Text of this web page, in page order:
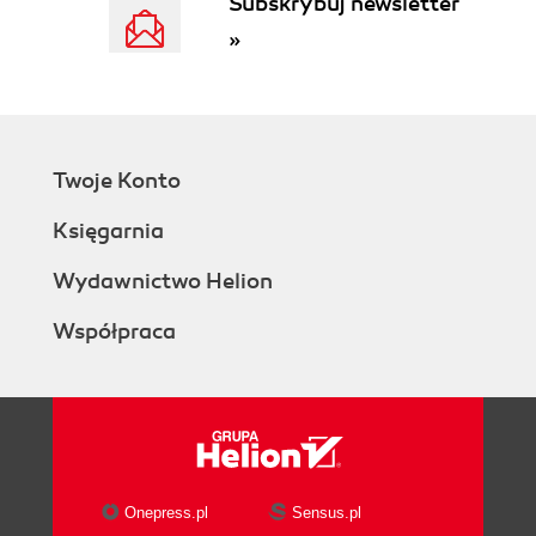
Content provider leakage
Insecure file storage
Summary
Android traffic interception
Ways to analyze Android traffic
capture
Summary
5. Android Forensics
»
Twoje Konto
Księgarnia
Wydawnictwo Helion
Współpraca
Onepress.pl Sensus.pl